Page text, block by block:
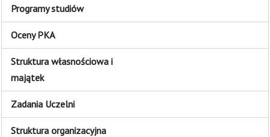
Programy studiów
Oceny PKA
Struktura własnościowa i
majątek
Zadania Uczelni
Struktura organizacyjna